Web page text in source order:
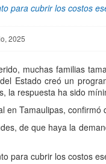
para cubrir los costos
2025
muchas familias
Estado creó un
la respuesta ha sido
en Tamaulipas,
de que haya la
para cubrir los costos